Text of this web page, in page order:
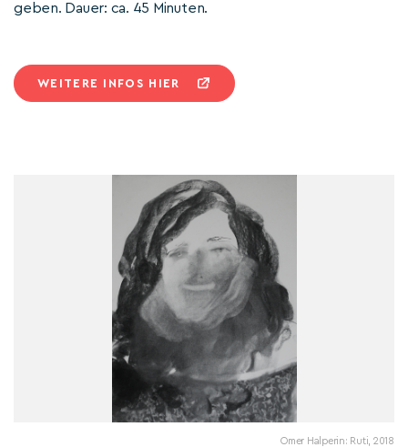
geben. Dauer: ca. 45 Minuten.
WEITERE INFOS HIER
Omer Halperin: Ruti, 2018